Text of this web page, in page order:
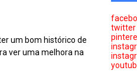
um bom histórico de
ver uma melhora na
twitter